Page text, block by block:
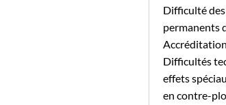
Difficulté
permanents
Difficultés
effets
en contre-